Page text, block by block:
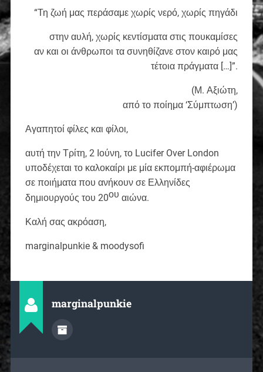
“Τη ζωή μας περάσαμε χωρίς νερό, χωρίς πηγάδι
στην αυλή, χωρίς κεντίσματα στις πουκαμίσες
αν και οι άνθρωποι τα συνηθίζανε στον καιρό μας
τέτοια πράγματα […]”.
(Μ. Αξιώτη,
από το ποίημα ‘Σύμπτωση’)
Αγαπητοί φίλες και φίλοι,
αυτή την Τρίτη, 2 Ιούνη, το Lucifer Over London
υποδέχεται το καλοκαίρι με μία εκπομπή-αφιέρωμα
σε ποιήματα που ανήκουν σε Ελληνίδες
δημιουργούς του 20ου αιώνα.
Καλή σας ακρόαση,
marginalpunkie & moodysofi
marginalpunkie